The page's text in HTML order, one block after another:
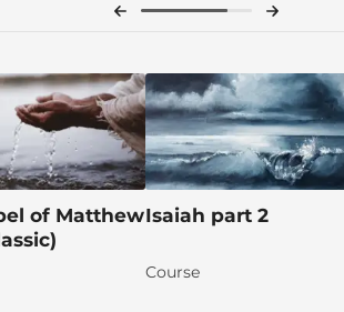
of MatthewIsaiah part 2
Course